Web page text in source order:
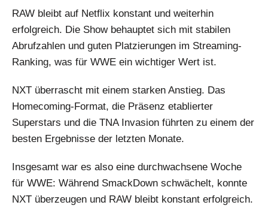
RAW bleibt auf Netflix konstant und weiterhin
erfolgreich. Die Show behauptet sich mit stabilen
Abrufzahlen und guten Platzierungen im Streaming-
Ranking, was für WWE ein wichtiger Wert ist.
NXT überrascht mit einem starken Anstieg. Das
Homecoming-Format, die Präsenz etablierter
Superstars und die TNA Invasion führten zu einem der
besten Ergebnisse der letzten Monate.
Insgesamt war es also eine durchwachsene Woche
für WWE: Während SmackDown schwächelt, konnte
NXT überzeugen und RAW bleibt konstant erfolgreich.